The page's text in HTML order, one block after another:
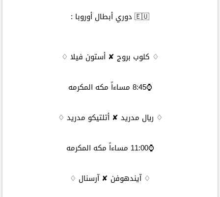
🇪🇺 دوري أبطال أوروبا :
♢ كلوب بروج ✘ أستون فيلا ♢
⌚8:45 مساءاً مكه المكرمه
♢ ريال مدريد ✘ أتلتيكو مدريد ♢
⌚11:00 مساءاً مكه المكرمه
♢ آيندهوفن ✘ آرسنال ♢